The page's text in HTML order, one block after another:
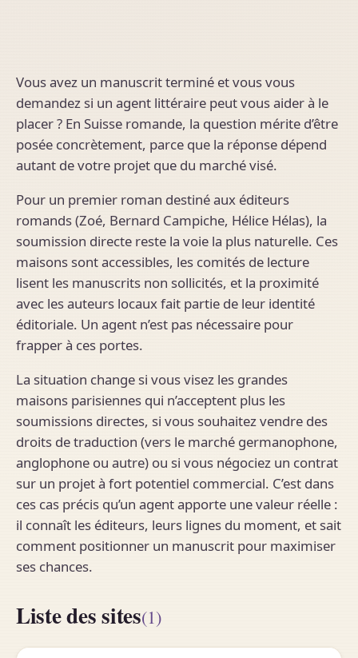
Vous avez un manuscrit terminé et vous vous
demandez si un agent littéraire peut vous aider à le
placer ? En Suisse romande, la question mérite d’être
posée concrètement, parce que la réponse dépend
autant de votre projet que du marché visé.
Pour un premier roman destiné aux éditeurs
romands (Zoé, Bernard Campiche, Hélice Hélas), la
soumission directe reste la voie la plus naturelle. Ces
maisons sont accessibles, les comités de lecture
lisent les manuscrits non sollicités, et la proximité
avec les auteurs locaux fait partie de leur identité
éditoriale. Un agent n’est pas nécessaire pour
frapper à ces portes.
La situation change si vous visez les grandes
maisons parisiennes qui n’acceptent plus les
soumissions directes, si vous souhaitez vendre des
droits de traduction (vers le marché germanophone,
anglophone ou autre) ou si vous négociez un contrat
sur un projet à fort potentiel commercial. C’est dans
ces cas précis qu’un agent apporte une valeur réelle :
il connaît les éditeurs, leurs lignes du moment, et sait
comment positionner un manuscrit pour maximiser
ses chances.
Liste des sites(1)